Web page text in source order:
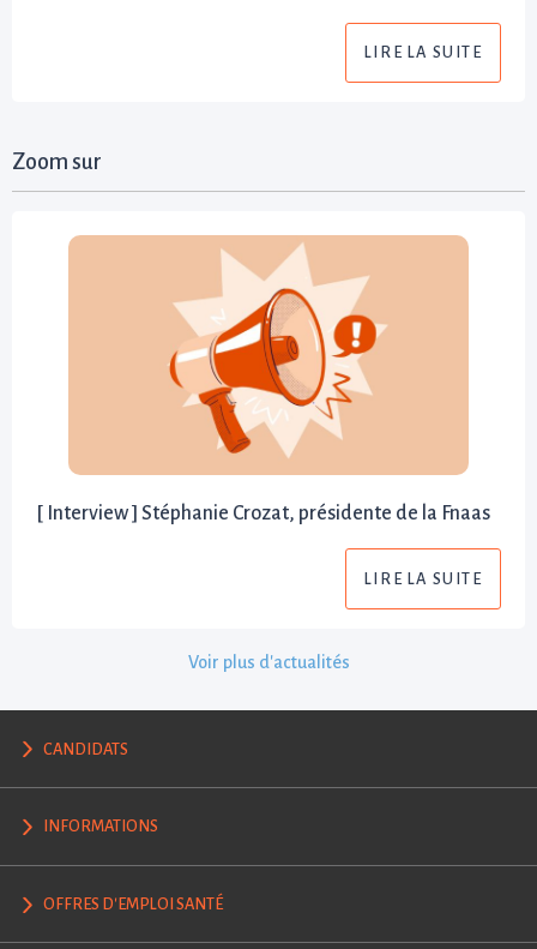
LIRE LA SUITE
Zoom sur
[ Interview ] Stéphanie Crozat, présidente de la Fnaas
LIRE LA SUITE
Voir plus d'actualités
CANDIDATS
INFORMATIONS
OFFRES D'EMPLOI SANTÉ